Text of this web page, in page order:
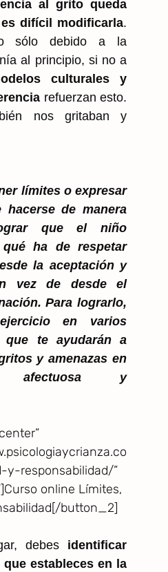
al grito queda
difícil modificarla.
sólo debido a la
al principio, si no a
culturales y
refuerzan esto.
nos gritaban y
límites o expresar
hacerse de manera
que el niño
ha de respetar
la aceptación y
vez de desde el
Para lograrlo,
en varios
que te ayudarán a
y amenazas en
afectuosa y
responsabilidad/”
online Límites,
button_2]
debes identificar
estableces en la